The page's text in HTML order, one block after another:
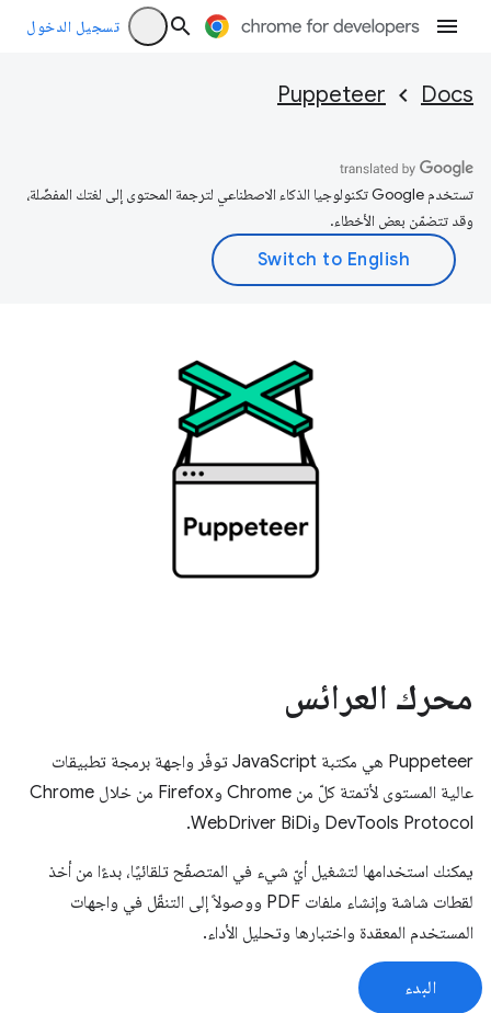
تسجيل الدخول
Docs
Puppeteer
تستخدم Google تكنولوجيا الذكاء الاصطناعي لترجمة المحتوى إلى لغتك المفضّلة،
وقد تتضمّن بعض الأخطاء.
محرك العرائس
‫Puppeteer هي مكتبة JavaScript توفّر واجهة برمجة تطبيقات
عالية المستوى لأتمتة كلّ من Chrome وFirefox من خلال Chrome
DevTools Protocol وWebDriver BiDi.
يمكنك استخدامها لتشغيل أيّ شيء في المتصفّح تلقائيًا، بدءًا من أخذ
لقطات شاشة وإنشاء ملفات PDF ووصولاً إلى التنقّل في واجهات
المستخدم المعقدة واختبارها وتحليل الأداء.
البدء